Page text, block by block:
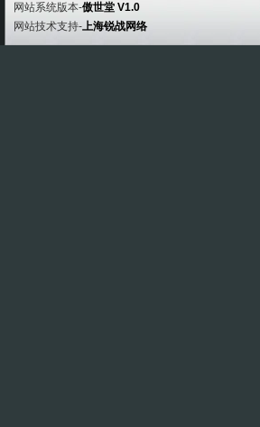
网站系统版本-傲世堂 V1.0
网站技术支持-上海锐战网络